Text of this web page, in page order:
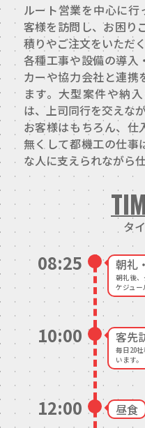
採用情報
会社を知る
人と仕事を知る
社風を知る
制度を知る
新卒エントリー
中途エントリー
お
ルート営業を中心に行
客様を訪問し、お困り
積りやご注文をいただ
各種工事や設備の導入
カーや協力会社と連携
ます。大型案件や納
は、上司同行を交えな
お客様はもちろん、仕
無くして都機工の仕事
な人に支えられながら
タ
08:25 朝礼
朝礼後
ケジュー
10:00 客先
毎日20
います。
12:00 昼食